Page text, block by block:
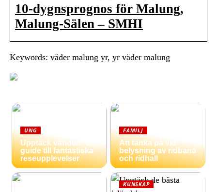
10-dygnsprognos för Malung,
Malung-Sälen – SMHI
Keywords: väder malung yr, yr väder malung
UNG
Upptäck världen: En
guide till fantastiska
reseupplevelser
FAMILJ
Att tänka på vid
belysning av ridbana
och ridhall
KUNSKAP